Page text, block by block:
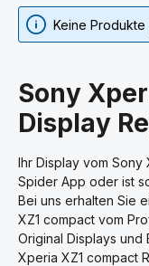
XZ1 compact in
compact
Sie haben die
auch als
XZ1 compact uns
lassen. Ein
nicht
Totalschaden
Reparaturen,
Keine
Sony
Display
Ihr Display vom Sony
Spider App oder ist
Bei uns erhalten Sie
XZ1 compact vom
Original Displays und
Xperia XZ1 compact